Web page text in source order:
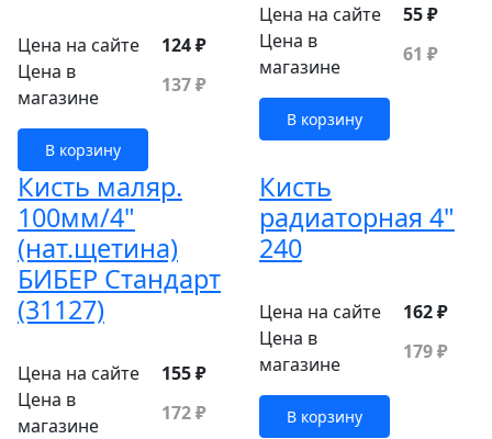
Цена на сайте
124 ₽
Цена в
магазине
137 ₽
В корзину
Цена на сайте
55 ₽
Цена в
магазине
61 ₽
В корзину
Кисть маляр.
100мм/4"
(нат.щетина)
БИБЕР Стандарт
(31127)
Цена на сайте
155 ₽
Цена в
магазине
172 ₽
Кисть
радиаторная 4"
240
Цена на сайте
162 ₽
Цена в
магазине
179 ₽
В корзину